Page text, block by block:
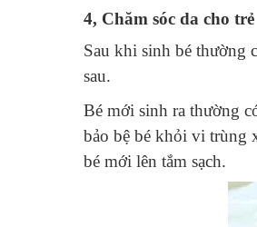
4, Chăm sóc da cho trẻ
Sau khi sinh bé thường
sau.
Bé mới sinh ra thường
bảo bệ bé khỏi vi trùng
bé mới lên tắm sạch.